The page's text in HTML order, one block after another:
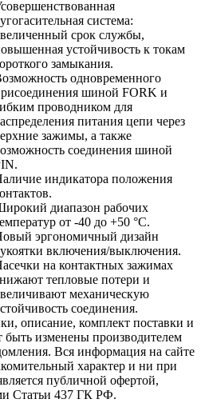
система:
срок службы,
устойчивость к токам
замыкания.
одновременного
шиной FORK и
проводником для
питания цепи через
зажимы, а также
соединения шиной
индикатора положения
диапазон рабочих
от -40 до +50 °С.
эргономичный дизайн
включения/выключения.
на контактных зажимах
тепловые потери и
механическую
соединения.
описание, комплект поставки и
быть изменены производителем
Вся информация на сайте
характер и ни при
публичной офертой,
Статьи 437 ГК РФ.